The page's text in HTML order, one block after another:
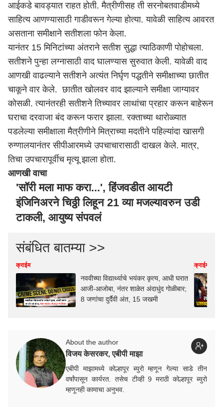
आईकडे बावड्यात राहत होती. मैत्रीणीसह ती सरनोबतवाडीमध्ये
साहित्य आणण्यासाठी गाडीवरून गेल्या होत्या. यावेळी साहित्य आवरत
असताना समीक्षाने सतीशला फोन केला.
यानंतर 15 मिनिटांच्या अंतराने सतीश सुद्धा त्याठिकाणी पोहोचला.
सतीशने पुन्हा लग्नासाठी वाद घालण्यास सुरुवात केली. यावेळी वाद
आणखी वाढल्याने सतीशने अत्यंत निर्घृण पद्धतीने समीक्षाच्या छातीत
चाकूने वार केले. छातीत खोलवर वाद झाल्याने समीक्षा जाग्यावर
कोसळी. त्यानंतरही सतीशने तिच्यावर लाथांचा प्रहार करून बाहेरून
घराचा दरवाजा बंद करून फरार झाला. रक्ताच्या थारोळ्यात
पडलेल्या समीक्षाला मैत्रीणीने मित्राच्या मदतीने पहिल्यांदा खासगी
रुग्णालयानंतर सीपीआरमध्ये उपचाचारासाठी दाखल केले. मात्र,
तिचा उपचारापूर्वीच मृत्यू झाला होता.
आणखी वाचा
'सॉरी मला माफ करा...', हिंजवडीत आयटी
इंजिनिअरने चिठ्ठी लिहून 21 व्या मजल्यावरुन उडी
टाकली, आयुष्य संपवलं
संबंधित बातम्या >>
क्राईम
नववीच्या विद्यार्थ्याचे भयंकर कृत्य, आधी घरात
आजी-आजोबा, नंतर शाळेत अंदाधुंद गोळीबार;
8 जणांचा दुर्दैवी अंत, 15 जखमी
क्राईम
About the author
विजय केसरकर, एबीपी माझा
एबीपी माझामध्ये कोल्हापूर ब्युरो म्हणून गेल्या साडे तीन
वर्षांपासून कार्यरत. तसेच टीव्ही 9 मराठी कोल्हापूर ब्युरो
म्हणूनही कामाचा अनुभव.